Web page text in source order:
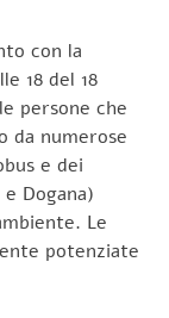
con la
18 del 18
persone che
da numerose
e dei
Dogana)
Le
potenziate